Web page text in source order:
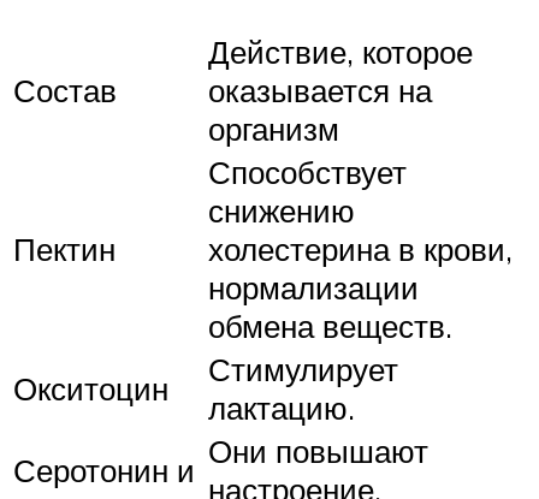
Состав
Действие, которое
оказывается на
организм
Пектин
Способствует
снижению
холестерина в крови,
нормализации
обмена веществ.
Окситоцин
Стимулирует
лактацию.
Серотонин и Они повышают
настроение,